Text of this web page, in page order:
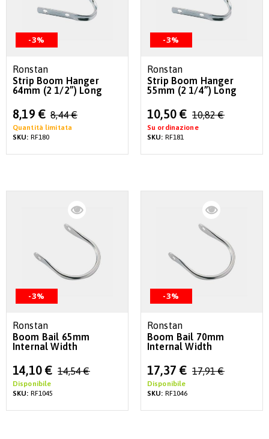
-3%
Ronstan
Strip Boom Hanger
64mm (2 1/2”) Long
Special
Price
8,19 € 8,44 €
Quantità limitata
SKU: RF180
-3%
Ronstan
Strip Boom Hanger
55mm (2 1/4”) Long
Special
Price
10,50 € 10,82 €
Su ordinazione
SKU: RF181
-3%
Ronstan
Boom Bail 65mm
Internal Width
Special
Price
14,10 € 14,54 €
Disponibile
SKU: RF1045
-3%
Ronstan
Boom Bail 70mm
Internal Width
Special
Price
17,37 € 17,91 €
Disponibile
SKU: RF1046